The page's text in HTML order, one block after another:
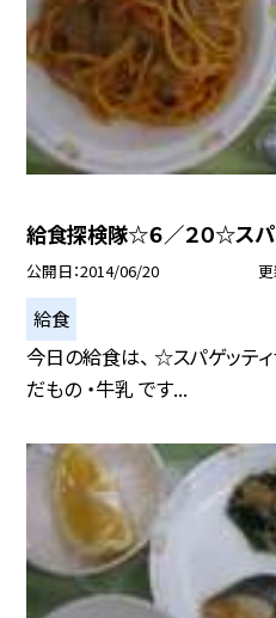
給食探検隊☆６／２０☆スパ
公開日 2014/06/20
給食
今日の給食は、 ☆スパゲッティ
だもの ・牛乳 です...